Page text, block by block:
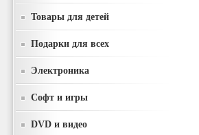
Товары для детей
Подарки для всех
Электроника
Софт и игры
DVD и видео